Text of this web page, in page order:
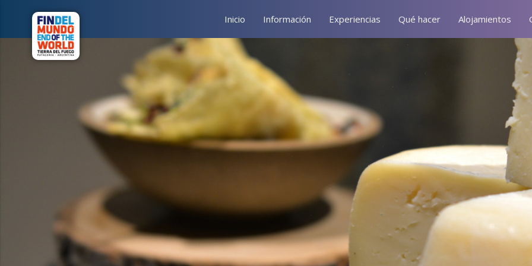
Inicio Información Experiencias Qué hacer Alojamientos